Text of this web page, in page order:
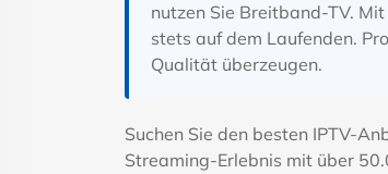
nutzen Sie Breitband-TV.
stets auf dem Laufenden.
Qualität überzeugen.
Suchen Sie den besten IPTV-
Streaming-Erlebnis mit über